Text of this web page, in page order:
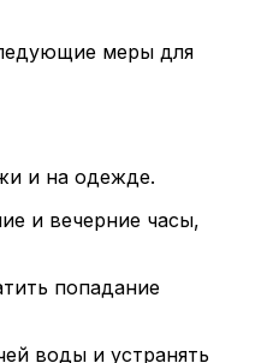
меры для
и на одежде.
и вечерние часы,
попадание
воды и устранять